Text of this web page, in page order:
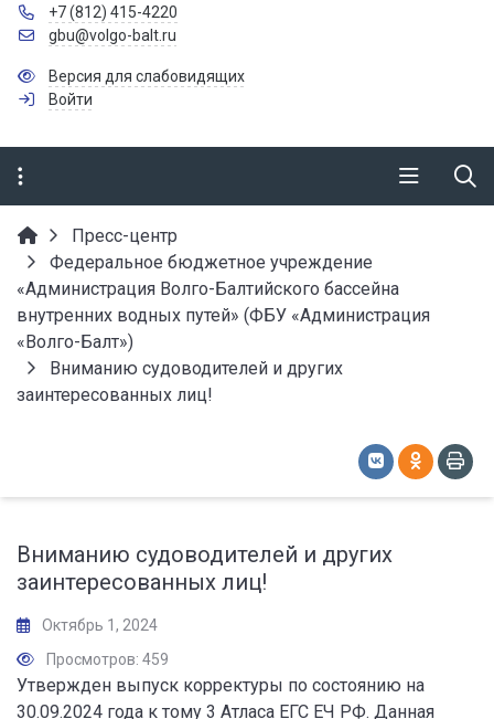
+7 (812) 415-4220
gbu@volgo-balt.ru
Версия для слабовидящих
Войти
Пресс-центр
Федеральное бюджетное учреждение
«Администрация Волго-Балтийского бассейна
внутренних водных путей» (ФБУ «Администрация
«Волго-Балт»)
Вниманию судоводителей и других
заинтересованных лиц!
Вниманию судоводителей и других
заинтересованных лиц!
Октябрь 1, 2024
Просмотров: 459
Утвержден выпуск корректуры по состоянию на
30.09.2024 года к тому 3 Атласа ЕГС ЕЧ РФ. Данная